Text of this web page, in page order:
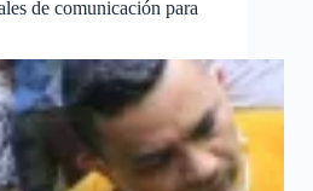
de comunicación para